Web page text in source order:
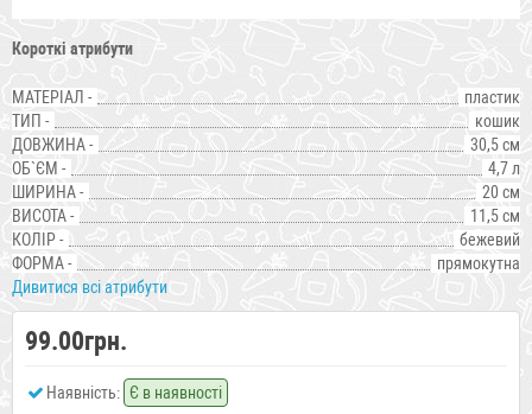
Короткі атрибути
МАТЕРІАЛ -
пластик
ТИП -
кошик
ДОВЖИНА -
30,5 см
ОБ`ЄМ -
4,7 л
ШИРИНА -
20 см
ВИСОТА -
11,5 см
КОЛІР -
бежевий
ФОРМА -
прямокутна
Дивитися всі атрибути
99.00грн.
Наявність: Є в наявності